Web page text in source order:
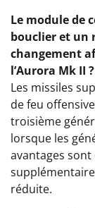
Le module de
bouclier et un
changement
l’Aurora Mk II ?
Les missiles
de feu
troisième
lorsque les
avantages sont
réduite.